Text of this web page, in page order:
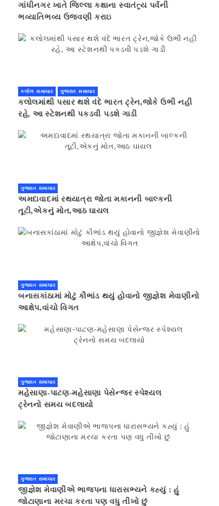
ગાંધીનગર ખાતે જિલ્લા કક્ષાના સ્વાતંત્ર્ય પર્વની
ભવ્યાતિભવ્ય ઉજવણી કરાઇ
કલોલ સમાચાર ગુજરાત સમાચાર
કલોલમાંથી પસાર થશે વંદે ભારત ટ્રેન,જોકે ઉભી નહી
રહે, આ સ્ટેશનથી પકડવી પડશે ગાડી
ગુજરાત સમાચાર
અમદાવાદમાં રથયાત્રા જોતા મકાનની બાલ્કની
તૂટી,એકનું મોત,આઠ ઘાયલ
ગુજરાત સમાચાર
બનાસકાંઠામાં મોટું કૌભાંડ થયું હોવાનો જીજ્ઞેશ મેવાણીનો
આક્ષેપ,વાંચો વિગત
ગુજરાત સમાચાર
મહેસાણા-પાટણ-મહેસાણા પેસેન્જર સ્પેશ્યલ
ટ્રેનનો સમય બદલાયો
ગુજરાત સમાચાર
જીજ્ઞેશ મેવાણીએ ભાજપના ધારાસભ્યને કહ્યું : હું
જોટાણાના મરચા કરતા પણ વધુ તીખો છું